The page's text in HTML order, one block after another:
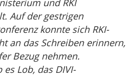
und RKI
Auf der gestrigen
konnte sich RKI-
an das Schreiben erinnern,
Bezug nehmen.
es Lob, das DIVI-